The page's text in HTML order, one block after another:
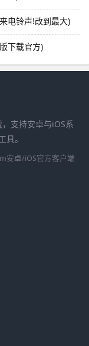
电铃声!改到最大)
下载官方)
支持安卓与iOS系
。
安卓/iOS官方客户端